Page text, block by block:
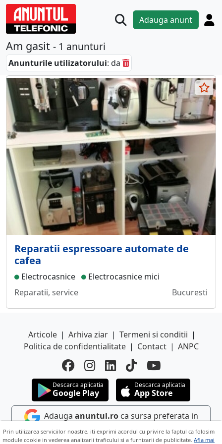
Adauga anunt
Am gasit - 1 anunturi
Anunturile utilizatorului: da
Reparatii espressoare automate de
cafea
Electrocasnice
Electrocasnice mici
Reparatii, service
Bucuresti
Articole | Arhiva ziar | Termeni si conditii |
Politica de confidentialitate | Contact | ANPC
Descarca aplicatia
Google Play
Descarca aplicatia
App Store
Adauga anuntul.roca sursa preferata in
Google
Prin utilizarea serviciilor noastre, iti exprimi acordul cu privire la faptul ca folosim
module cookie in vederea analizarii traficului si a furnizarii de publicitate. Afla mai